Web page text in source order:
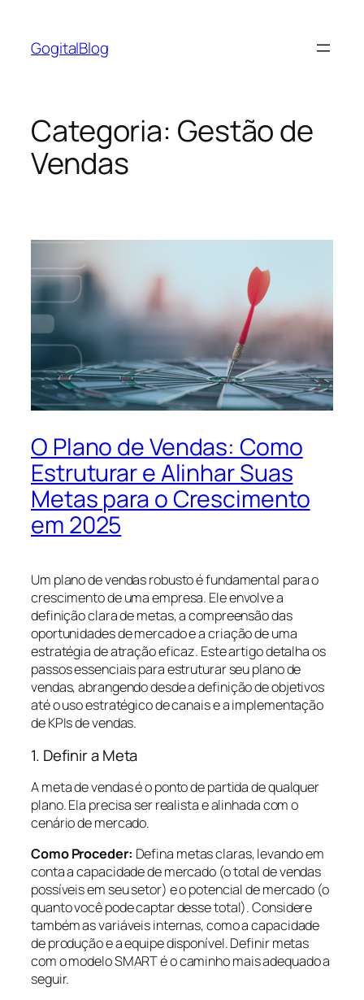
GogitalBlog
Categoria: Gestão de
Vendas
O Plano de Vendas: Como
Estruturar e Alinhar Suas
Metas para o Crescimento
em 2025
Um plano de vendas robusto é fundamental para o
crescimento de uma empresa. Ele envolve a
definição clara de metas, a compreensão das
oportunidades de mercado e a criação de uma
estratégia de atração eficaz. Este artigo detalha os
passos essenciais para estruturar seu plano de
vendas, abrangendo desde a definição de objetivos
até o uso estratégico de canais e a implementação
de KPIs de vendas.
1. Definir a Meta
A meta de vendas é o ponto de partida de qualquer
plano. Ela precisa ser realista e alinhada com o
cenário de mercado.
Como Proceder: Defina metas claras, levando em
conta a capacidade de mercado (o total de vendas
possíveis em seu setor) e o potencial de mercado (o
quanto você pode captar desse total). Considere
também as variáveis internas, como a capacidade
de produção e a equipe disponível. Definir metas
com o modelo SMART é o caminho mais adequado a
seguir.